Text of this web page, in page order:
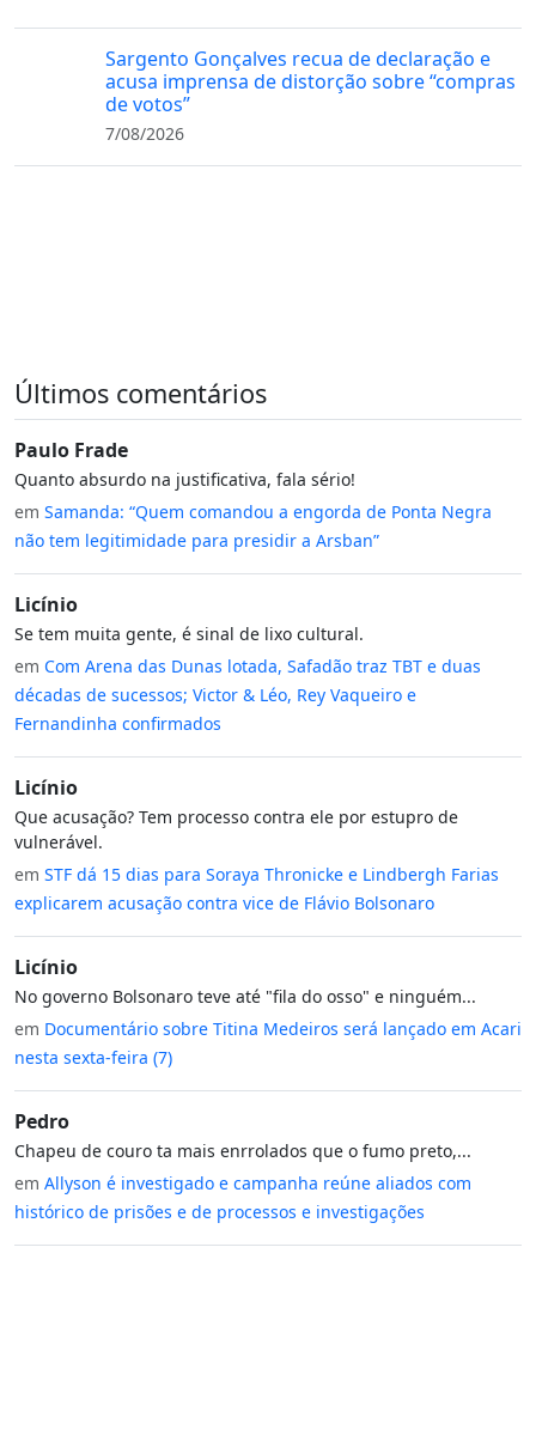
Sargento Gonçalves recua de declaração e
acusa imprensa de distorção sobre “compras
de votos”
7/08/2026
Últimos comentários
Paulo Frade
Quanto absurdo na justificativa, fala sério!
em Samanda: “Quem comandou a engorda de Ponta Negra
não tem legitimidade para presidir a Arsban”
Licínio
Se tem muita gente, é sinal de lixo cultural.
em Com Arena das Dunas lotada, Safadão traz TBT e duas
décadas de sucessos; Victor & Léo, Rey Vaqueiro e
Fernandinha confirmados
Licínio
Que acusação? Tem processo contra ele por estupro de
vulnerável.
em STF dá 15 dias para Soraya Thronicke e Lindbergh Farias
explicarem acusação contra vice de Flávio Bolsonaro
Licínio
No governo Bolsonaro teve até "fila do osso" e ninguém...
em Documentário sobre Titina Medeiros será lançado em Acari
nesta sexta-feira (7)
Pedro
Chapeu de couro ta mais enrrolados que o fumo preto,...
em Allyson é investigado e campanha reúne aliados com
histórico de prisões e de processos e investigações